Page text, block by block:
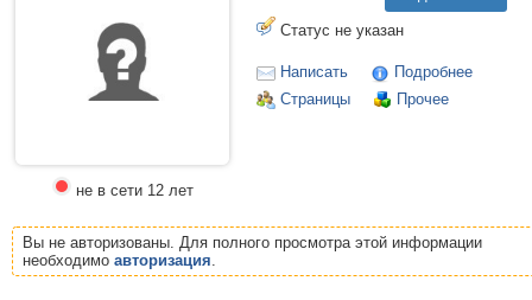
не в сети 12 лет
Статус не указан
Написать
Подробнее
Страницы
Прочее
Вы не авторизованы. Для полного просмотра этой информации
необходимо авторизация.